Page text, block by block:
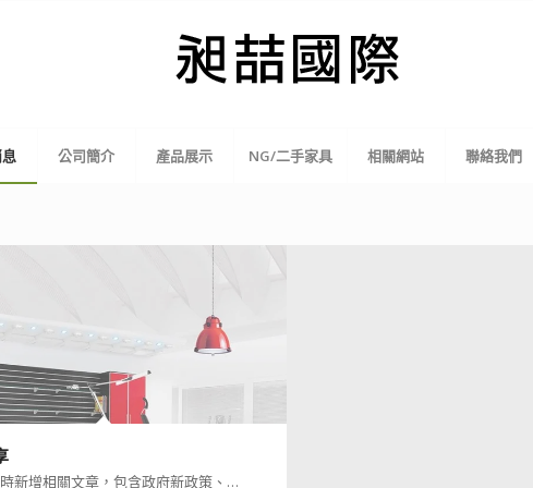
公司簡介 產品展示 NG/二手家具 相關網站 聯絡我們
新增相關文章，包含政府新政策、…